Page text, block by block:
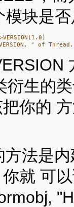
块是
衍生的
你的
法是
就 可